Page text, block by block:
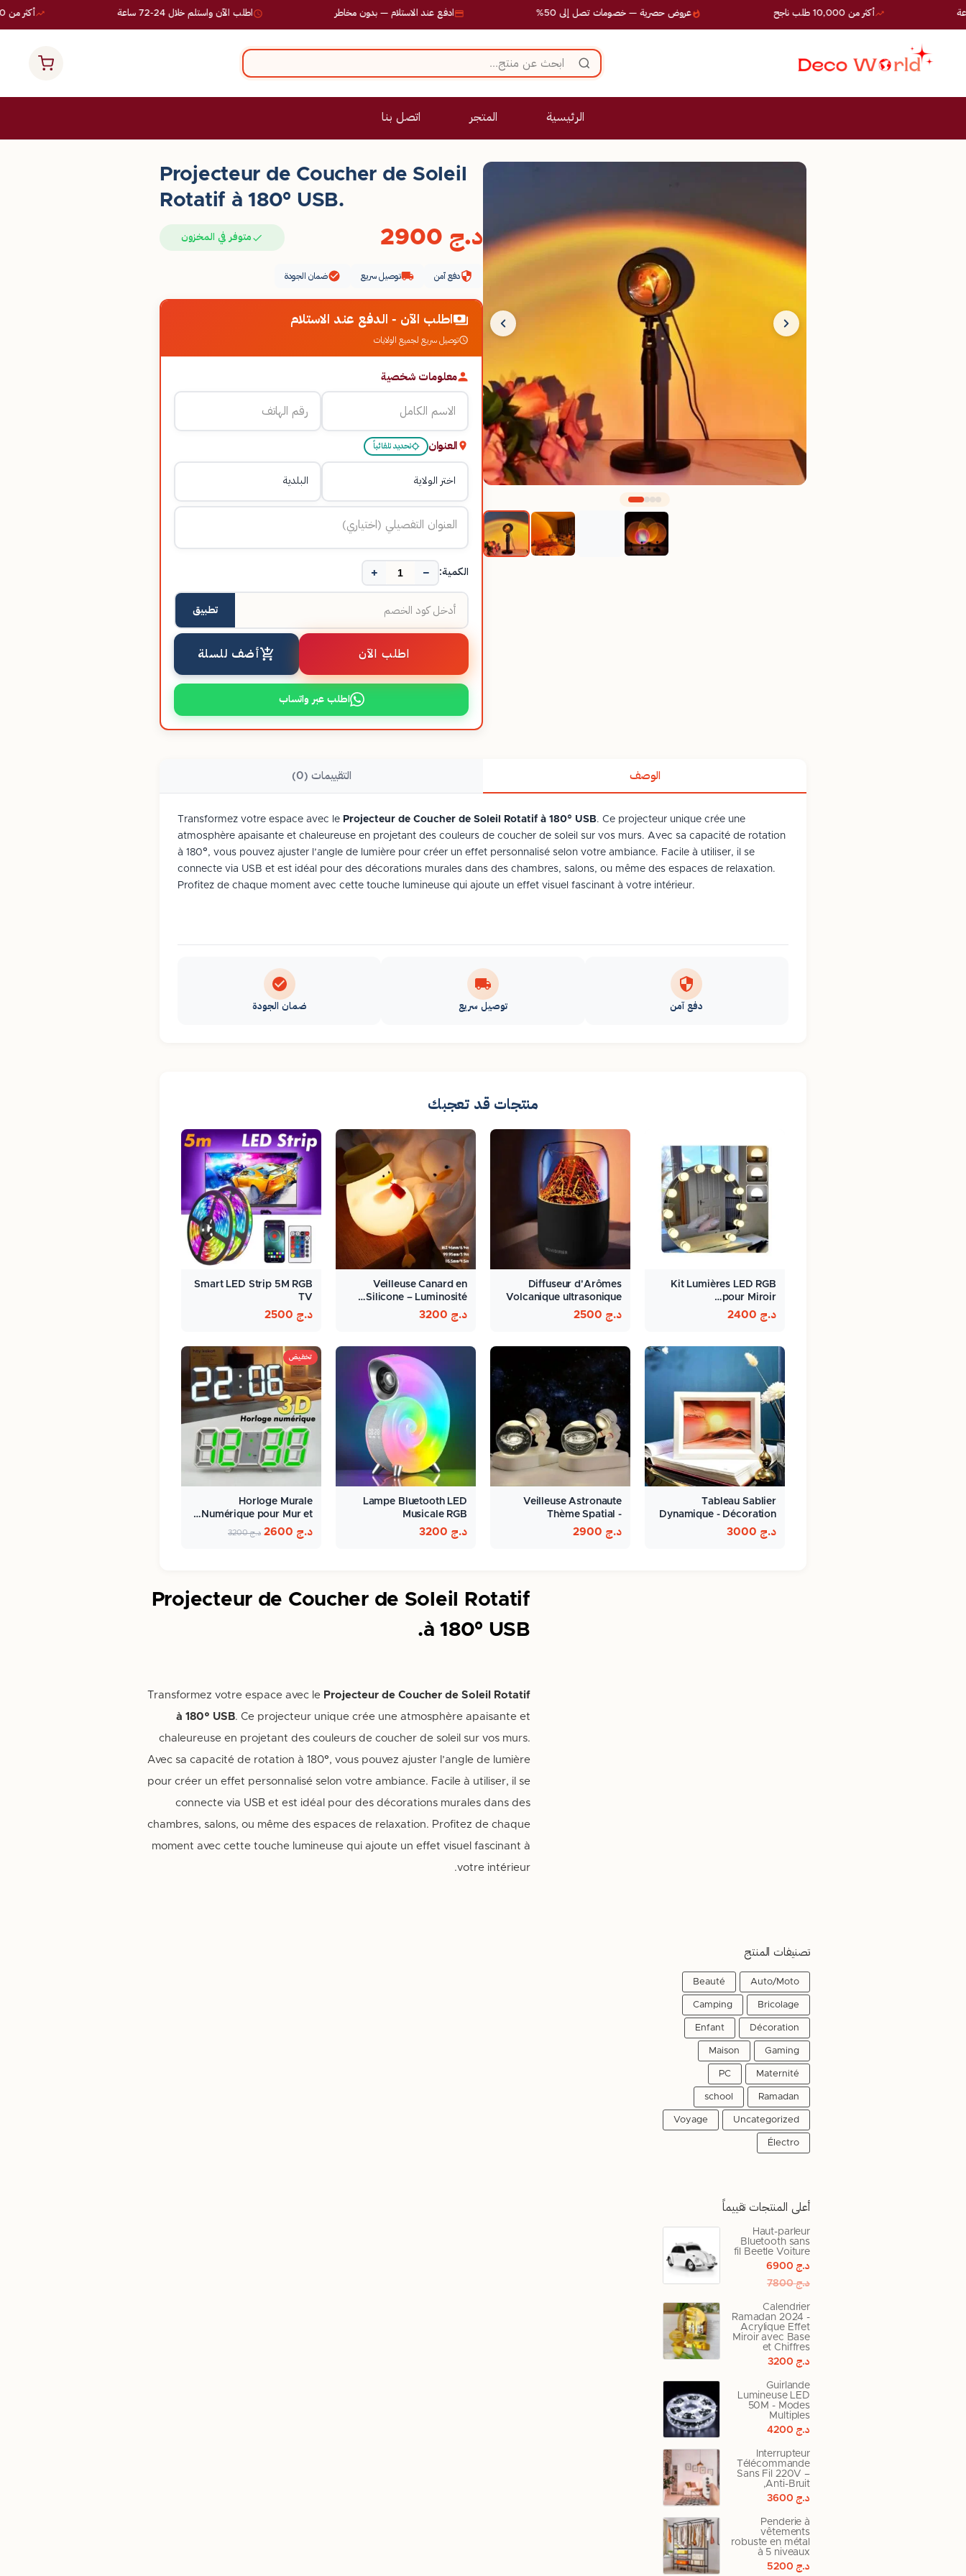
أكثر من 10,000 طلب ناجح اطلب الآن واستلم خلال 24-72 ساعة ادفع عند الاستلام — بدون مخاطر عروض حصرية — خصومات تصل إلى 50% أكثر من 10,000 طلب ناجح
الرئيسية المتجر اتصل بنا
Projecteur de Coucher de Soleil
Rotatif à 180° USB.
د.ج متوفر في المخزون
دفع آمن توصيل سريع ضمان الجودة
اطلب الآن - الدفع عند الاستلام
توصيل سريع لجميع الولايات
معلومات شخصية
العنوان تحديد تلقائياً
الكمية: −
+
تطبيق
اطلب الآن أضف للسلة
اطلب عبر واتساب
الوصف التقييمات (0)
Transformez votre espace avec le Projecteur de Coucher de Soleil Rotatif à 180° USB. Ce projecteur unique crée une
atmosphère apaisante et chaleureuse en projetant des couleurs de coucher de soleil sur vos murs. Avec sa capacité de rotation
à 180°, vous pouvez ajuster l’angle de lumière pour créer un effet personnalisé selon votre ambiance. Facile à utiliser, il se
connecte via USB et est idéal pour des décorations murales dans des chambres, salons, ou même des espaces de relaxation.
Profitez de chaque moment avec cette touche lumineuse qui ajoute un effet visuel fascinant à votre intérieur.
دفع آمن توصيل سريع ضمان الجودة
منتجات قد تعجبك
Kit Lumières LED RGB
pour Miroir…
د.ج
Diffuseur d'Arômes
Volcanique ultrasonique
300ml
د.ج
Veilleuse Canard en
Silicone – Luminosité…
د.ج
Smart LED Strip 5M RGB
TV
د.ج
Tableau Sablier
Dynamique - Décoration
Relaxante…
د.ج
Veilleuse Astronaute
Thème Spatial -
ambiance…
د.ج
Lampe Bluetooth LED
Musicale RGB
د.ج
تخفيض
Horloge Murale
Numérique pour Mur et…
د.ج د.ج3200
Projecteur de Coucher de Soleil Rotatif
à 180° USB.
Transformez votre espace avec le Projecteur de Coucher de Soleil Rotatif
à 180° USB. Ce projecteur unique crée une atmosphère apaisante et
chaleureuse en projetant des couleurs de coucher de soleil sur vos murs.
Avec sa capacité de rotation à 180°, vous pouvez ajuster l’angle de lumière
pour créer un effet personnalisé selon votre ambiance. Facile à utiliser, il se
connecte via USB et est idéal pour des décorations murales dans des
chambres, salons, ou même des espaces de relaxation. Profitez de chaque
moment avec cette touche lumineuse qui ajoute un effet visuel fascinant à
votre intérieur.
تصنيفات المنتج
Auto/Moto
Beauté
Bricolage
Camping
Décoration
Enfant
Gaming
Maison
Maternité
PC
Ramadan
school
Uncategorized
Voyage
Électro
أعلى المنتجات تقييماً
Haut-parleur
Bluetooth sans
fil Beetle Voiture
د.ج
د.ج7800
Calendrier
Ramadan 2024 -
Acrylique Effet
Miroir avec Base
et Chiffres
د.ج
Guirlande
Lumineuse LED
50M - Modes
Multiples
د.ج
Interrupteur
Télécommande
Sans Fil 220V –
Anti-Bruit,
د.ج
Penderie à
vêtements
robuste en métal
à 5 niveaux
د.ج